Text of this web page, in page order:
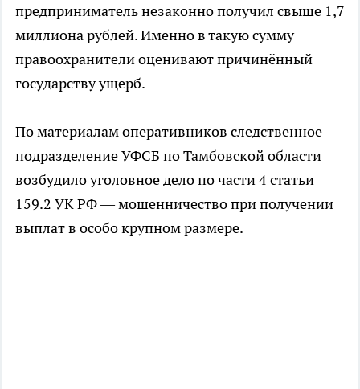
предприниматель незаконно получил свыше 1,7
миллиона рублей. Именно в такую сумму
правоохранители оценивают причинённый
государству ущерб.
По материалам оперативников следственное
подразделение УФСБ по Тамбовской области
возбудило уголовное дело по части 4 статьи
159.2 УК РФ — мошенничество при получении
выплат в особо крупном размере.